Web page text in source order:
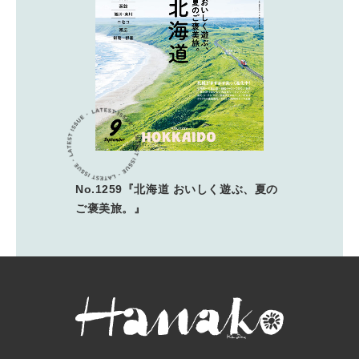
No.1259『北海道 おいしく遊ぶ、夏の
ご褒美旅。』